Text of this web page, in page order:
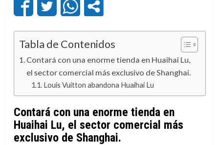
Tabla de Contenidos
Contará con una enorme tienda en Huaihai Lu,
el sector comercial más exclusivo de Shanghai.
Louis Vuitton abandona Huaihai Lu
Contará con una enorme tienda en
Huaihai Lu, el sector comercial más
exclusivo de Shanghai.